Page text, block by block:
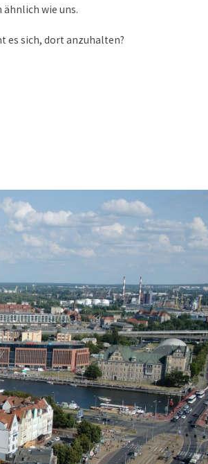
wie uns.
es sich, dort anzuhalten?